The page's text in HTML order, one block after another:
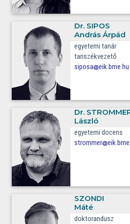
Dr. SIPOS
András Árpád
egyetemi tanár
tanszékvezető
siposa
eik.bme.hu
Dr.
László
egyetemi docens
strommer
SZONDI
Máté
doktorandusz